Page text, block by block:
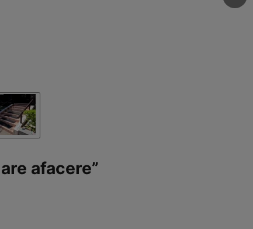
afacere”